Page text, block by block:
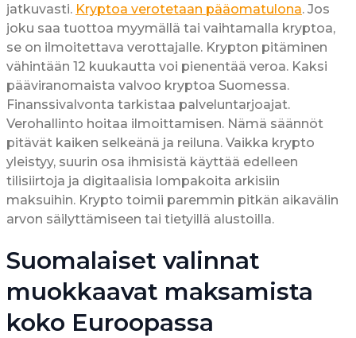
jatkuvasti. Kryptoa verotetaan pääomatulona. Jos
joku saa tuottoa myymällä tai vaihtamalla kryptoa,
se on ilmoitettava verottajalle. Krypton pitäminen
vähintään 12 kuukautta voi pienentää veroa. Kaksi
pääviranomaista valvoo kryptoa Suomessa.
Finanssivalvonta tarkistaa palveluntarjoajat.
Verohallinto hoitaa ilmoittamisen. Nämä säännöt
pitävät kaiken selkeänä ja reiluna. Vaikka krypto
yleistyy, suurin osa ihmisistä käyttää edelleen
tilisiirtoja ja digitaalisia lompakoita arkisiin
maksuihin. Krypto toimii paremmin pitkän aikavälin
arvon säilyttämiseen tai tietyillä alustoilla.
Suomalaiset valinnat
muokkaavat maksamista
koko Euroopassa